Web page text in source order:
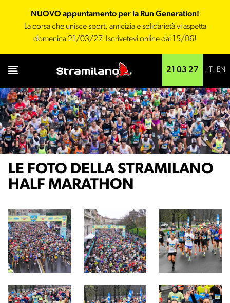
NUOVO appuntamento per la Run Generation!
La corsa che unisce sport, amicizia e solidarietà vi aspetta
domenica 21/03/27. Iscrivetevi online dal 15/06!
21 03 27 EN
LE FOTO DELLA STRAMILANO
HALF MARATHON